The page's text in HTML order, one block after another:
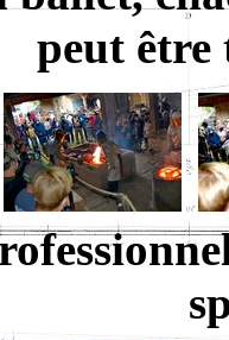
peut être